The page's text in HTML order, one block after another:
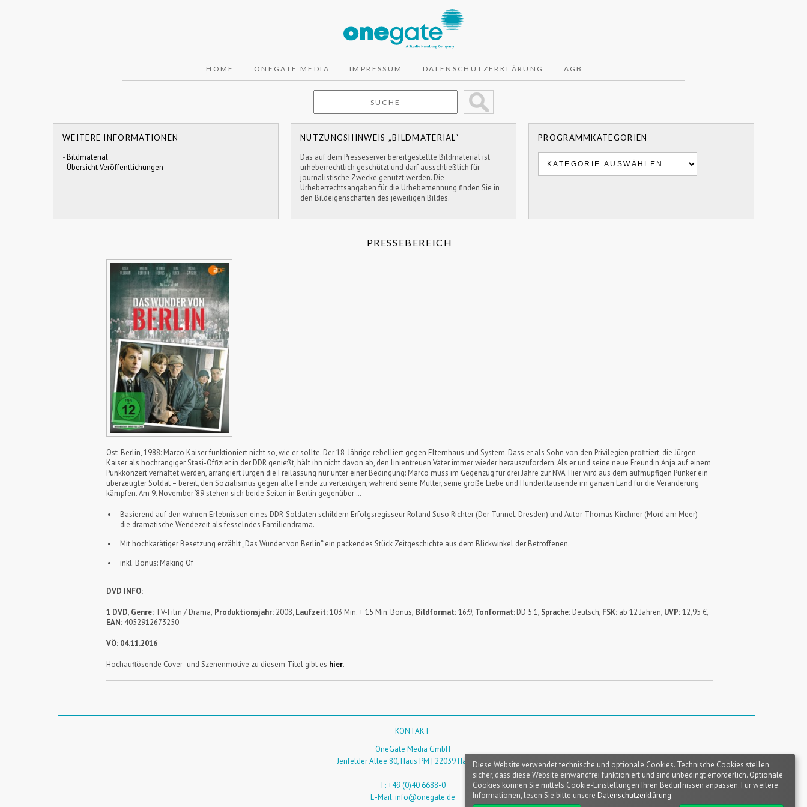
HOME ONEGATE MEDIA IMPRESSUM DATENSCHUTZERKLÄRUNG AGB
WEITERE INFORMATIONEN
-Bildmaterial
-Übersicht Veröffentlichungen
NUTZUNGSHINWEIS „BILDMATERIAL“
Das auf dem Presseserver bereitgestellte Bildmaterial ist
urheberrechtlich geschützt und darf ausschließlich für
journalistische Zwecke genutzt werden. Die
Urheberrechtsangaben für die Urhebernennung finden Sie in
den Bildeigenschaften des jeweiligen Bildes.
PROGRAMMKATEGORIEN
PRESSEBEREICH
Ost-Berlin, 1988: Marco Kaiser funktioniert nicht so, wie er sollte. Der 18-Jährige rebelliert gegen Elternhaus und System. Dass er als Sohn von den Privilegien profitiert, die Jürgen
Kaiser als hochrangiger Stasi-Offizier in der DDR genießt, hält ihn nicht davon ab, den linientreuen Vater immer wieder herauszufordern. Als er und seine neue Freundin Anja auf einem
Punkkonzert verhaftet werden, arrangiert Jürgen die Freilassung nur unter einer Bedingung: Marco muss im Gegenzug für drei Jahre zur NVA. Hier wird aus dem aufmüpfigen Punker ein
überzeugter Soldat – bereit, den Sozialismus gegen alle Feinde zu verteidigen, während seine Mutter, seine große Liebe und Hunderttausende im ganzen Land für die Veränderung
kämpfen. Am 9. November ‘89 stehen sich beide Seiten in Berlin gegenüber …
Basierend auf den wahren Erlebnissen eines DDR-Soldaten schildern Erfolgsregisseur Roland Suso Richter (Der Tunnel, Dresden) und Autor Thomas Kirchner (Mord am Meer)
die dramatische Wendezeit als fesselndes Familiendrama.
Mit hochkarätiger Besetzung erzählt „Das Wunder von Berlin“ ein packendes Stück Zeitgeschichte aus dem Blickwinkel der Betroffenen.
inkl. Bonus: Making Of
DVD INFO:
1 DVD, Genre: TV-Film / Drama, Produktionsjahr: 2008, Laufzeit:103 Min. + 15 Min. Bonus, Bildformat:16:9, Tonformat: DD 5.1, Sprache: Deutsch, FSK: ab 12 Jahren, UVP:12,95 €,
EAN: 4052912673250
VÖ: 04.11.2016
Hochauflösende Cover- und Szenenmotive zu diesem Titel gibt es hier.
KONTAKT
OneGate Media GmbH
Jenfelder Allee 80, Haus PM | 22039 Hamburg
T: +49 (0)40 6688-0
E-Mail:info@onegate.de
Diese Website verwendet technische und optionale Cookies. Technische Cookies stellen
sicher, dass diese Website einwandfrei funktioniert und sind unbedingt erforderlich. Optionale
Cookies können Sie mittels Cookie-Einstellungen Ihren Bedürfnissen anpassen. Für weitere
Informationen, lesen Sie bitte unsere Datenschutzerklärung.